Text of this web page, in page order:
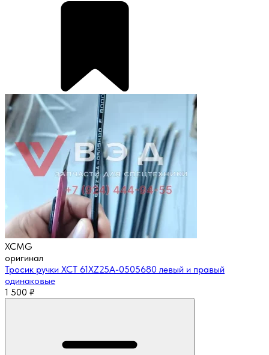
XCMG
оригинал
Тросик ручки XCT 61XZ25A-0505680 левый и правый
одинаковые
1 500 ₽